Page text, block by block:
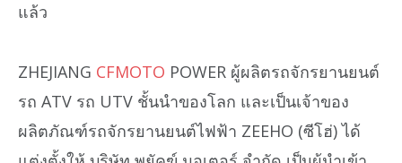
แล้ว
ZHEJIANG CFMOTO POWER ผู้ผลิตรถจักรยานยนต์
รถ ATV รถ UTV ชั้นนำของโลก และเป็นเจ้าของ
ผลิตภัณฑ์รถจักรยานยนต์ไฟฟ้า ZEEHO (ซีโฮ่) ได้